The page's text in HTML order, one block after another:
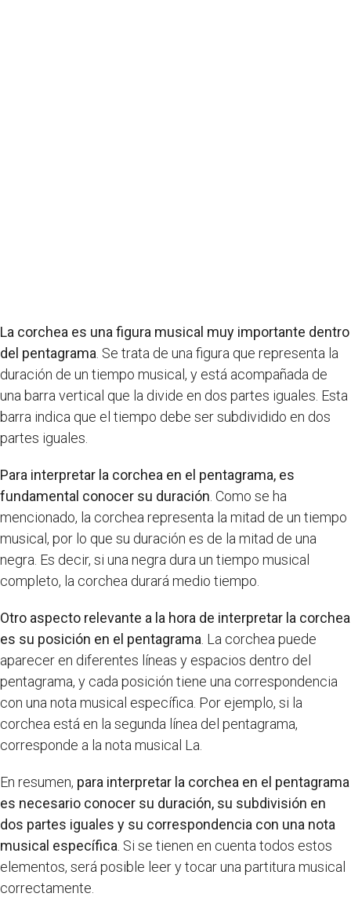
La corchea es una figura musical muy importante dentro
del pentagrama . Se trata de una figura que representa la
duración de un tiempo musical, y está acompañada de
una barra vertical que la divide en dos partes iguales. Esta
barra indica que el tiempo debe ser subdividido en dos
partes iguales.
Para interpretar la corchea en el pentagrama, es
fundamental conocer su duración . Como se ha
mencionado, la corchea representa la mitad de un tiempo
musical, por lo que su duración es de la mitad de una
negra. Es decir, si una negra dura un tiempo musical
completo, la corchea durará medio tiempo.
Otro aspecto relevante a la hora de interpretar la corchea
es su posición en el pentagrama . La corchea puede
aparecer en diferentes líneas y espacios dentro del
pentagrama, y cada posición tiene una correspondencia
con una nota musical específica. Por ejemplo, si la
corchea está en la segunda línea del pentagrama,
corresponde a la nota musical La.
En resumen, para interpretar la corchea en el pentagrama
es necesario conocer su duración, su subdivisión en
dos partes iguales y su correspondencia con una nota
musical específica . Si se tienen en cuenta todos estos
elementos, será posible leer y tocar una partitura musical
correctamente.